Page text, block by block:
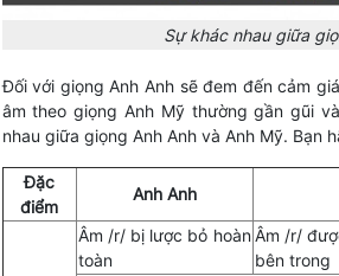
Sự khác nhau giữa
Đối với giọng Anh Anh sẽ đem đến cảm
âm theo giọng Anh Mỹ thường gần gũi
nhau giữa giọng Anh Anh và Anh Mỹ. Bạn
Đặc
điểm
Anh Anh
Âm /r/ bị lược bỏ hoàn
toàn
Âm /r/
bên trong